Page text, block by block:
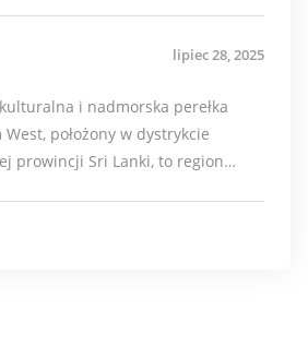
lipiec 28, 2025
i nadmorska perełka
położony w dystrykcie
prowincji Sri Lanki, to region…